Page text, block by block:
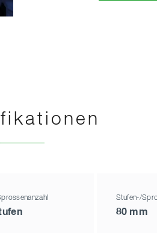
Stufen-/
80 mm